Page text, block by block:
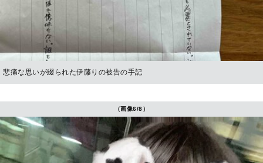
悲痛な思いが綴られた伊藤りの被告の手記
（画像6/8）